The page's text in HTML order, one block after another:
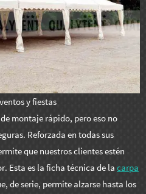
y fiestas
montaje rápido, pero eso no
Reforzada en todas sus
que nuestros clientes estén
Esta es la ficha técnica de la carpa
de serie, permite alzarse hasta los